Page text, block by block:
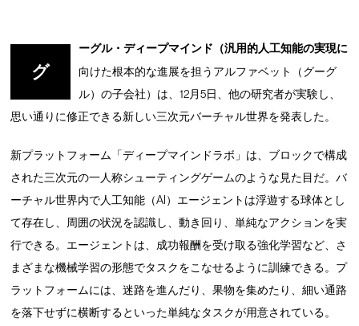
グ
ーグル・ディープマインド（汎用的人工知能の実現に
向けた根本的な進展を担うアルファベット（グーグ
ル）の子会社）は、12月5日、他の研究者が実験し、
思い通りに修正できる新しい三次元バーチャル世界を発表した。
新プラットフォーム「ディープマインドラボ」は、ブロックで構成
された三次元の一人称シューティングゲームのような見た目だ。バ
ーチャル世界内で人工知能（AI）エージェントは浮遊する球体とし
て存在し、周囲の状況を認識し、動き回り、単純なアクションを実
行できる。エージェントは、成功報酬を受け取る強化学習など、さ
まざまな機械学習の形態でタスクをこなせるように訓練できる。プ
ラットフォームには、迷路を進んだり、果物を集めたり、細い通路
を落下せずに横断するといった単純なタスクが用意されている。